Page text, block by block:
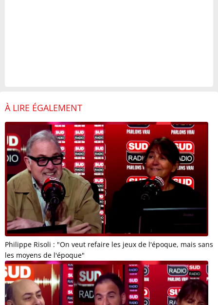
À LIRE ÉGALEMENT
Philippe Risoli : "On veut refaire les jeux de l'époque, mais sans
les moyens de l'époque"